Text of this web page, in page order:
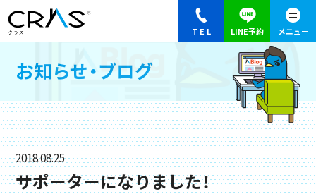
お知らせ・ブログ
2018.08.25
サポーターになりました！